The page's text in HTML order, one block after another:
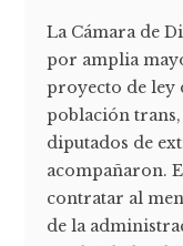
La Cámara de
por amplia
proyecto de ley
población
diputados de
acompañaron.
contratar al
de la